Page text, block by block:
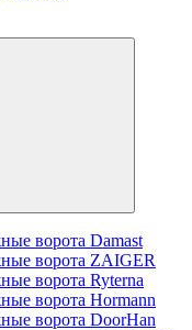
ворота Damast
ворота ZAIGER
ворота Ryterna
ворота Hormann
ворота DoorHan